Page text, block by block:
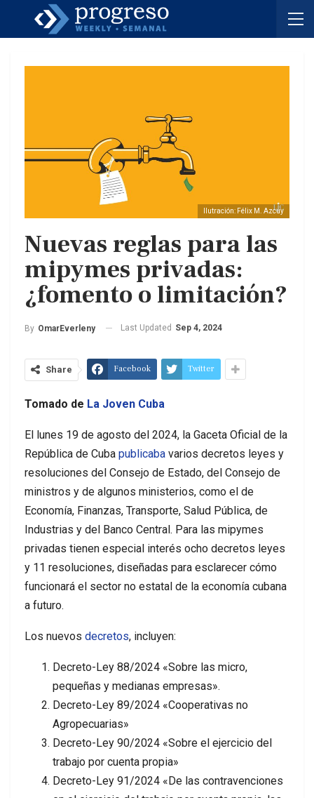
Ilutración: Félix M. Azcuy
Nuevas reglas para las
mipymes privadas:
¿fomento o limitación?
By OmarEverleny Last Updated Sep 4, 2024
Share Facebook Twitter
Tomado de La Joven Cuba
El lunes 19 de agosto del 2024, la Gaceta Oficial de la
República de Cuba publicaba varios decretos leyes y
resoluciones del Consejo de Estado, del Consejo de
ministros y de algunos ministerios, como el de
Economía, Finanzas, Transporte, Salud Pública, de
Industrias y del Banco Central. Para las mipymes
privadas tienen especial interés ocho decretos leyes
y 11 resoluciones, diseñadas para esclarecer cómo
funcionará el sector no estatal de la economía cubana
a futuro.
Los nuevos decretos, incluyen:
Decreto-Ley 88/2024 «Sobre las micro,
pequeñas y medianas empresas».
Decreto-Ley 89/2024 «Cooperativas no
Agropecuarias»
Decreto-Ley 90/2024 «Sobre el ejercicio del
trabajo por cuenta propia»
Decreto-Ley 91/2024 «De las contravenciones